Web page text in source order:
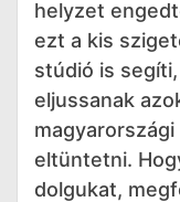
helyzet
ezt a kis
stúdió is
eljussanak
eltüntetni.
dolgukat,